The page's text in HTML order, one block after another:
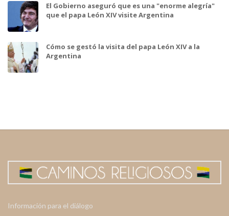
El Gobierno aseguró que es una "enorme alegría"
que el papa León XIV visite Argentina
Cómo se gestó la visita del papa León XIV a la
Argentina
Información para el diálogo